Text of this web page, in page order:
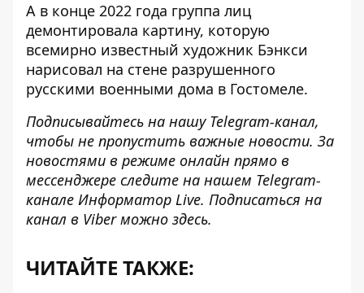
А в конце 2022 года группа лиц
демонтировала картину, которую
всемирно известный художник Бэнкси
нарисовал на стене разрушенного
русскими военными дома в Гостомеле.
Подписывайтесь на нашу Telegram-канал,
чтобы не пропустить важные новости. За
новостями в режиме онлайн прямо в
мессенджере следите на нашем Telegram-
канале Информатор Live. Подписаться на
канал в Viber можно здесь.
ЧИТАЙТЕ ТАКЖЕ: